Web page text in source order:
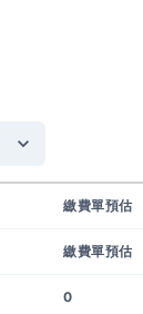
繳費單預估
繳費單預估
0